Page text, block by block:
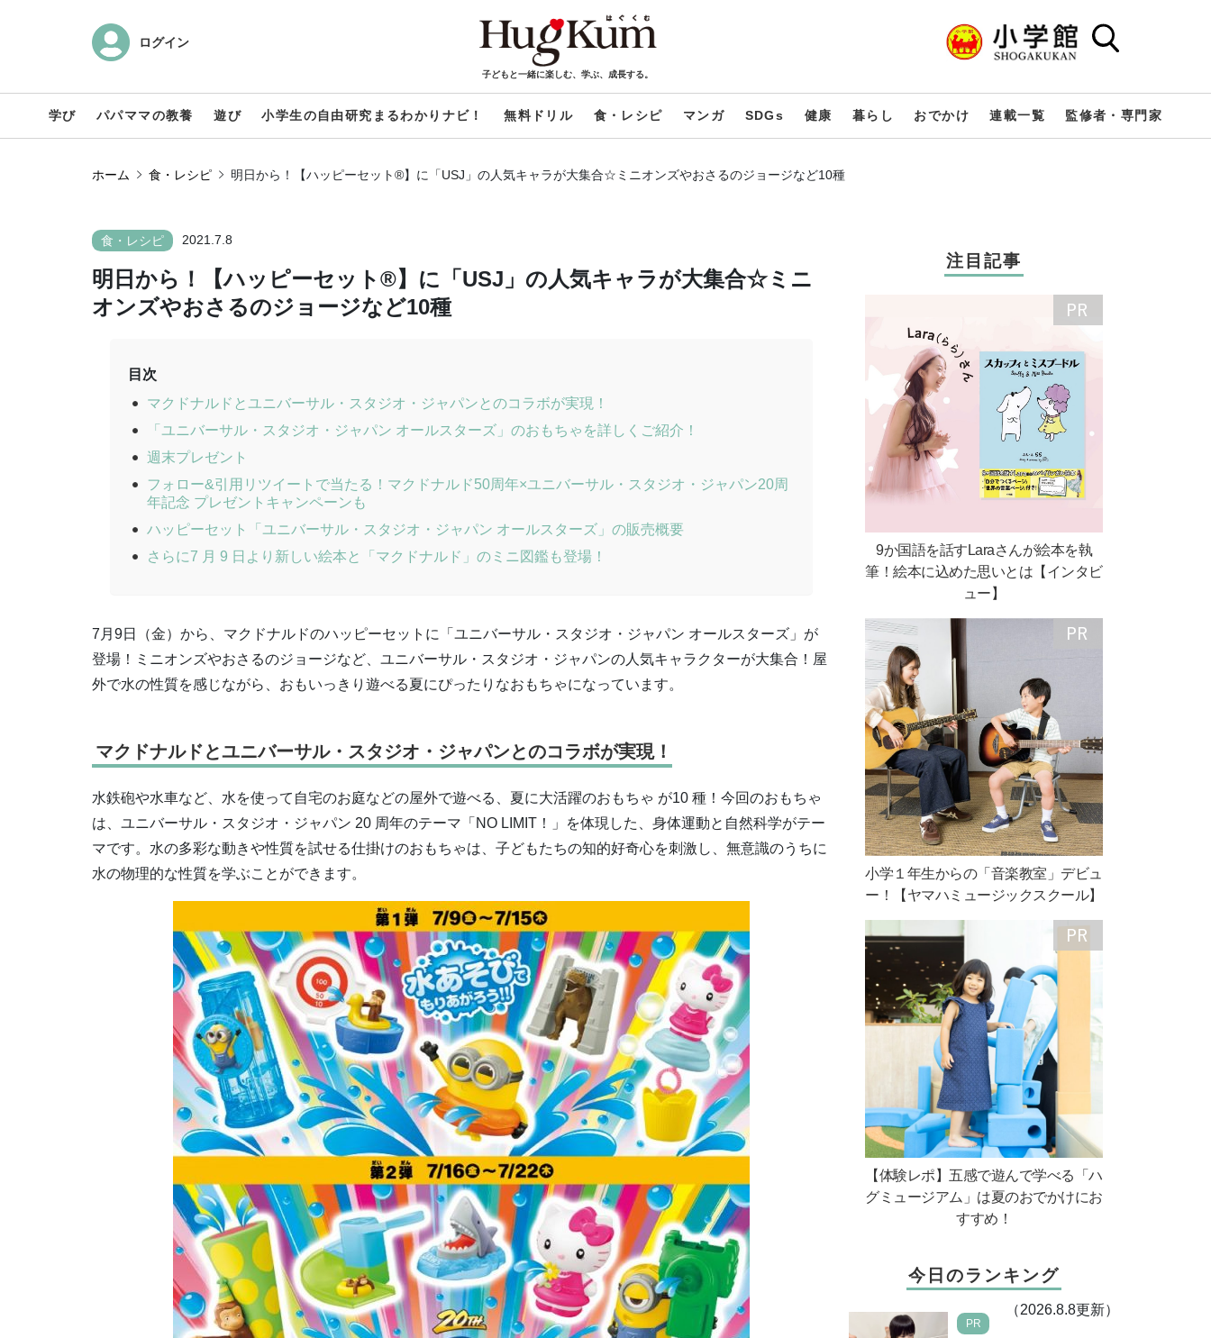
ログイン
子どもと一緒に楽しむ、学ぶ、成長する。
学び パパママの教養 遊び 小学生の自由研究まるわかりナビ！ 無料ドリル 食・レシピ マンガ SDGs 健康 暮らし おでかけ 連載一覧 監修者・専門家
ホーム 食・レシピ 明日から！【ハッピーセット®】に「USJ」の人気キャラが大集合☆ミニオンズやおさるのジョージなど10種
食・レシピ 2021.7.8
明日から！【ハッピーセット®】に「USJ」の人気キャラが大集合☆ミニ
オンズやおさるのジョージなど10種
目次
マクドナルドとユニバーサル・スタジオ・ジャパンとのコラボが実現！
「ユニバーサル・スタジオ・ジャパン オールスターズ」のおもちゃを詳しくご紹介！
週末プレゼント
フォロー&引用リツイートで当たる！マクドナルド50周年×ユニバーサル・スタジオ・ジャパン20周
年記念 プレゼントキャンペーンも
ハッピーセット「ユニバーサル・スタジオ・ジャパン オールスターズ」の販売概要
さらに7 月 9 日より新しい絵本と「マクドナルド」のミニ図鑑も登場！
7月9日（金）から、マクドナルドのハッピーセットに「ユニバーサル・スタジオ・ジャパン オールスターズ」が
登場！ミニオンズやおさるのジョージなど、ユニバーサル・スタジオ・ジャパンの人気キャラクターが大集合！屋
外で水の性質を感じながら、おもいっきり遊べる夏にぴったりなおもちゃになっています。
マクドナルドとユニバーサル・スタジオ・ジャパンとのコラボが実現！
水鉄砲や水車など、水を使って自宅のお庭などの屋外で遊べる、夏に大活躍のおもちゃ が10 種！今回のおもちゃ
は、ユニバーサル・スタジオ・ジャパン 20 周年のテーマ「NO LIMIT！」を体現した、身体運動と自然科学がテー
マです。水の多彩な動きや性質を試せる仕掛けのおもちゃは、子どもたちの知的好奇心を刺激し、無意識のうちに
水の物理的な性質を学ぶことができます。
注目記事
9か国語を話すLaraさんが絵本を執
筆！絵本に込めた思いとは【インタビ
ュー】
小学１年生からの「音楽教室」デビュ
ー！【ヤマハミュージックスクール】
【体験レポ】五感で遊んで学べる「ハ
グミュージアム」は夏のおでかけにお
すすめ！
今日のランキング
（2026.8.8更新）
PR